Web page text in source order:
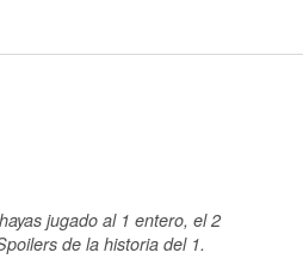
jugado al 1 entero, el 2
de la historia del 1.